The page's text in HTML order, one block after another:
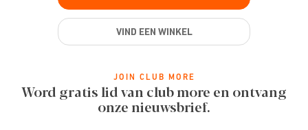
VIND EEN WINKEL
JOIN CLUB MORE
Word gratis lid van club more en ontvang
onze nieuwsbrief.